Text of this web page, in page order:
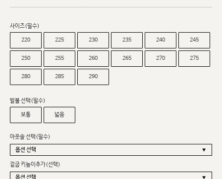
사이즈(필수)
220 225 230 235 240 245
250 255 260 265 270 275
280 285 290
발볼 선택(필수)
보통 넓음
아웃솔 선택(필수)
겉굽 키높이추가(선택)